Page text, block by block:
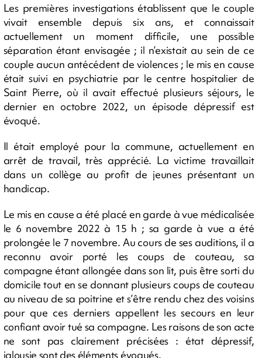
Les premières investigations établissent que le couple
vivait ensemble depuis six ans, et connaissait
actuellement un moment difficile, une possible
séparation étant envisagée ; il n’existait au sein de ce
couple aucun antécédent de violences ; le mis en cause
était suivi en psychiatrie par le centre hospitalier de
Saint Pierre, où il avait effectué plusieurs séjours, le
dernier en octobre 2022, un épisode dépressif est
évoqué.
Il était employé pour la commune, actuellement en
arrêt de travail, très apprécié. La victime travaillait
dans un collège au profit de jeunes présentant un
handicap.
Le mis en cause a été placé en garde à vue médicalisée
le 6 novembre 2022 à 15 h ; sa garde à vue a été
prolongée le 7 novembre. Au cours de ses auditions, il a
reconnu avoir porté les coups de couteau, sa
compagne étant allongée dans son lit, puis être sorti du
domicile tout en se donnant plusieurs coups de couteau
au niveau de sa poitrine et s’être rendu chez des voisins
pour que ces derniers appellent les secours en leur
confiant avoir tué sa compagne. Les raisons de son acte
ne sont pas clairement précisées : état dépressif,
jalousie sont des éléments évoqués.